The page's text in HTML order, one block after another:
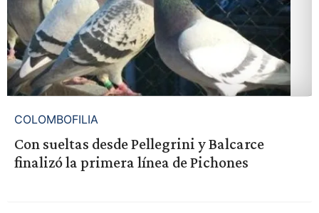
COLOMBOFILIA
Con sueltas desde Pellegrini y Balcarce
finalizó la primera línea de Pichones